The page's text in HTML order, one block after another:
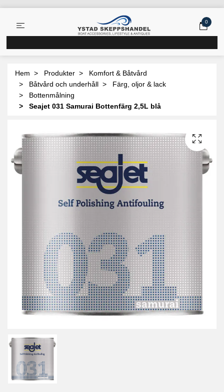
0
Hem Produkter
Komfort & Båtvård
Båtvård och underhåll
Färg, oljor & lack
Bottenmålning
Seajet 031 Samurai Bottenfärg 2,5L blå